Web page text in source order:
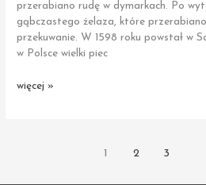
przerabiano rudę w dymarkach. Po
gąbczastego żelaza, które
przekuwanie. W 1598 roku powstał w
w Polsce wielki piec
Samsonów
więcej »
1 2 3